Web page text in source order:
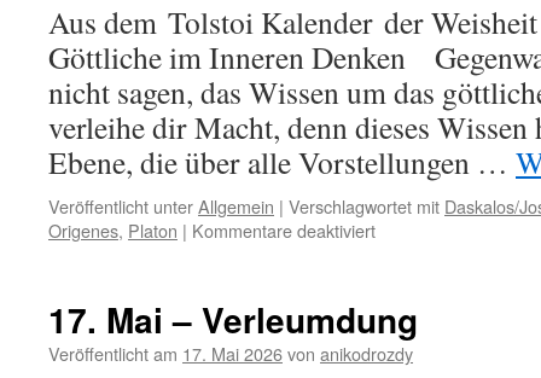
Aus dem Tolstoi Kalender der
Göttliche im Inneren Denken
nicht sagen, das Wissen um das
verleihe dir Macht, denn dieses Wissen
Ebene, die über alle Vorstellungen …
Veröffentlicht unterAllgemein | Verschlagwortet mit Daskalos/
Origenes, Platon | Kommentare deaktiviertfür
Das
Göttliche
17. Mai – Verleumdung
Veröffentlicht am 17. Mai 2026von anikodrozdy